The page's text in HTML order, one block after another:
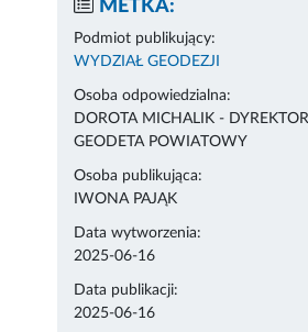
METKA:
Podmiot publikujący:
WYDZIAŁ GEODEZJI
Osoba odpowiedzialna:
DOROTA MICHALIK -
GEODETA POWIATOWY
Osoba publikująca:
IWONA PAJĄK
Data wytworzenia:
2025-06-16
Data publikacji:
2025-06-16